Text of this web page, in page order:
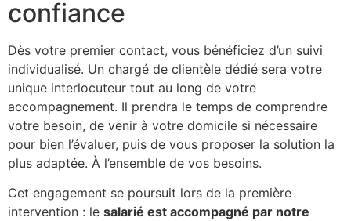
confiance
Dès votre premier contact, vous bénéficiez d’un suivi
individualisé. Un chargé de clientèle dédié sera votre
unique interlocuteur tout au long de votre
accompagnement. Il prendra le temps de comprendre
votre besoin, de venir à votre domicile si nécessaire
pour bien l’évaluer, puis de vous proposer la solution la
plus adaptée. À l’ensemble de vos besoins.
Cet engagement se poursuit lors de la première
intervention : le salarié est accompagné par notre